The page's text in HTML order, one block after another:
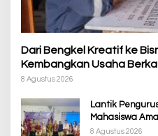
Dari Bengkel Kreatif ke
Kembangkan Usaha
8 Agustus 2026
Lantik
Mahasiswa
Berdampak bagi
8 Agustus 2026